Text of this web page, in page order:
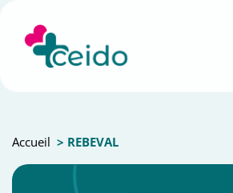
Accueil > REBEVAL